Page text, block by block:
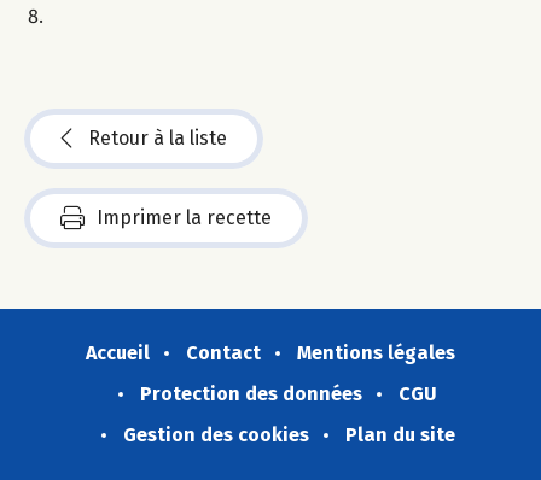
Retour à la liste
Imprimer la recette
Accueil Contact
Mentions légales
Protection des données
CGU
Gestion des cookies
Plan du site